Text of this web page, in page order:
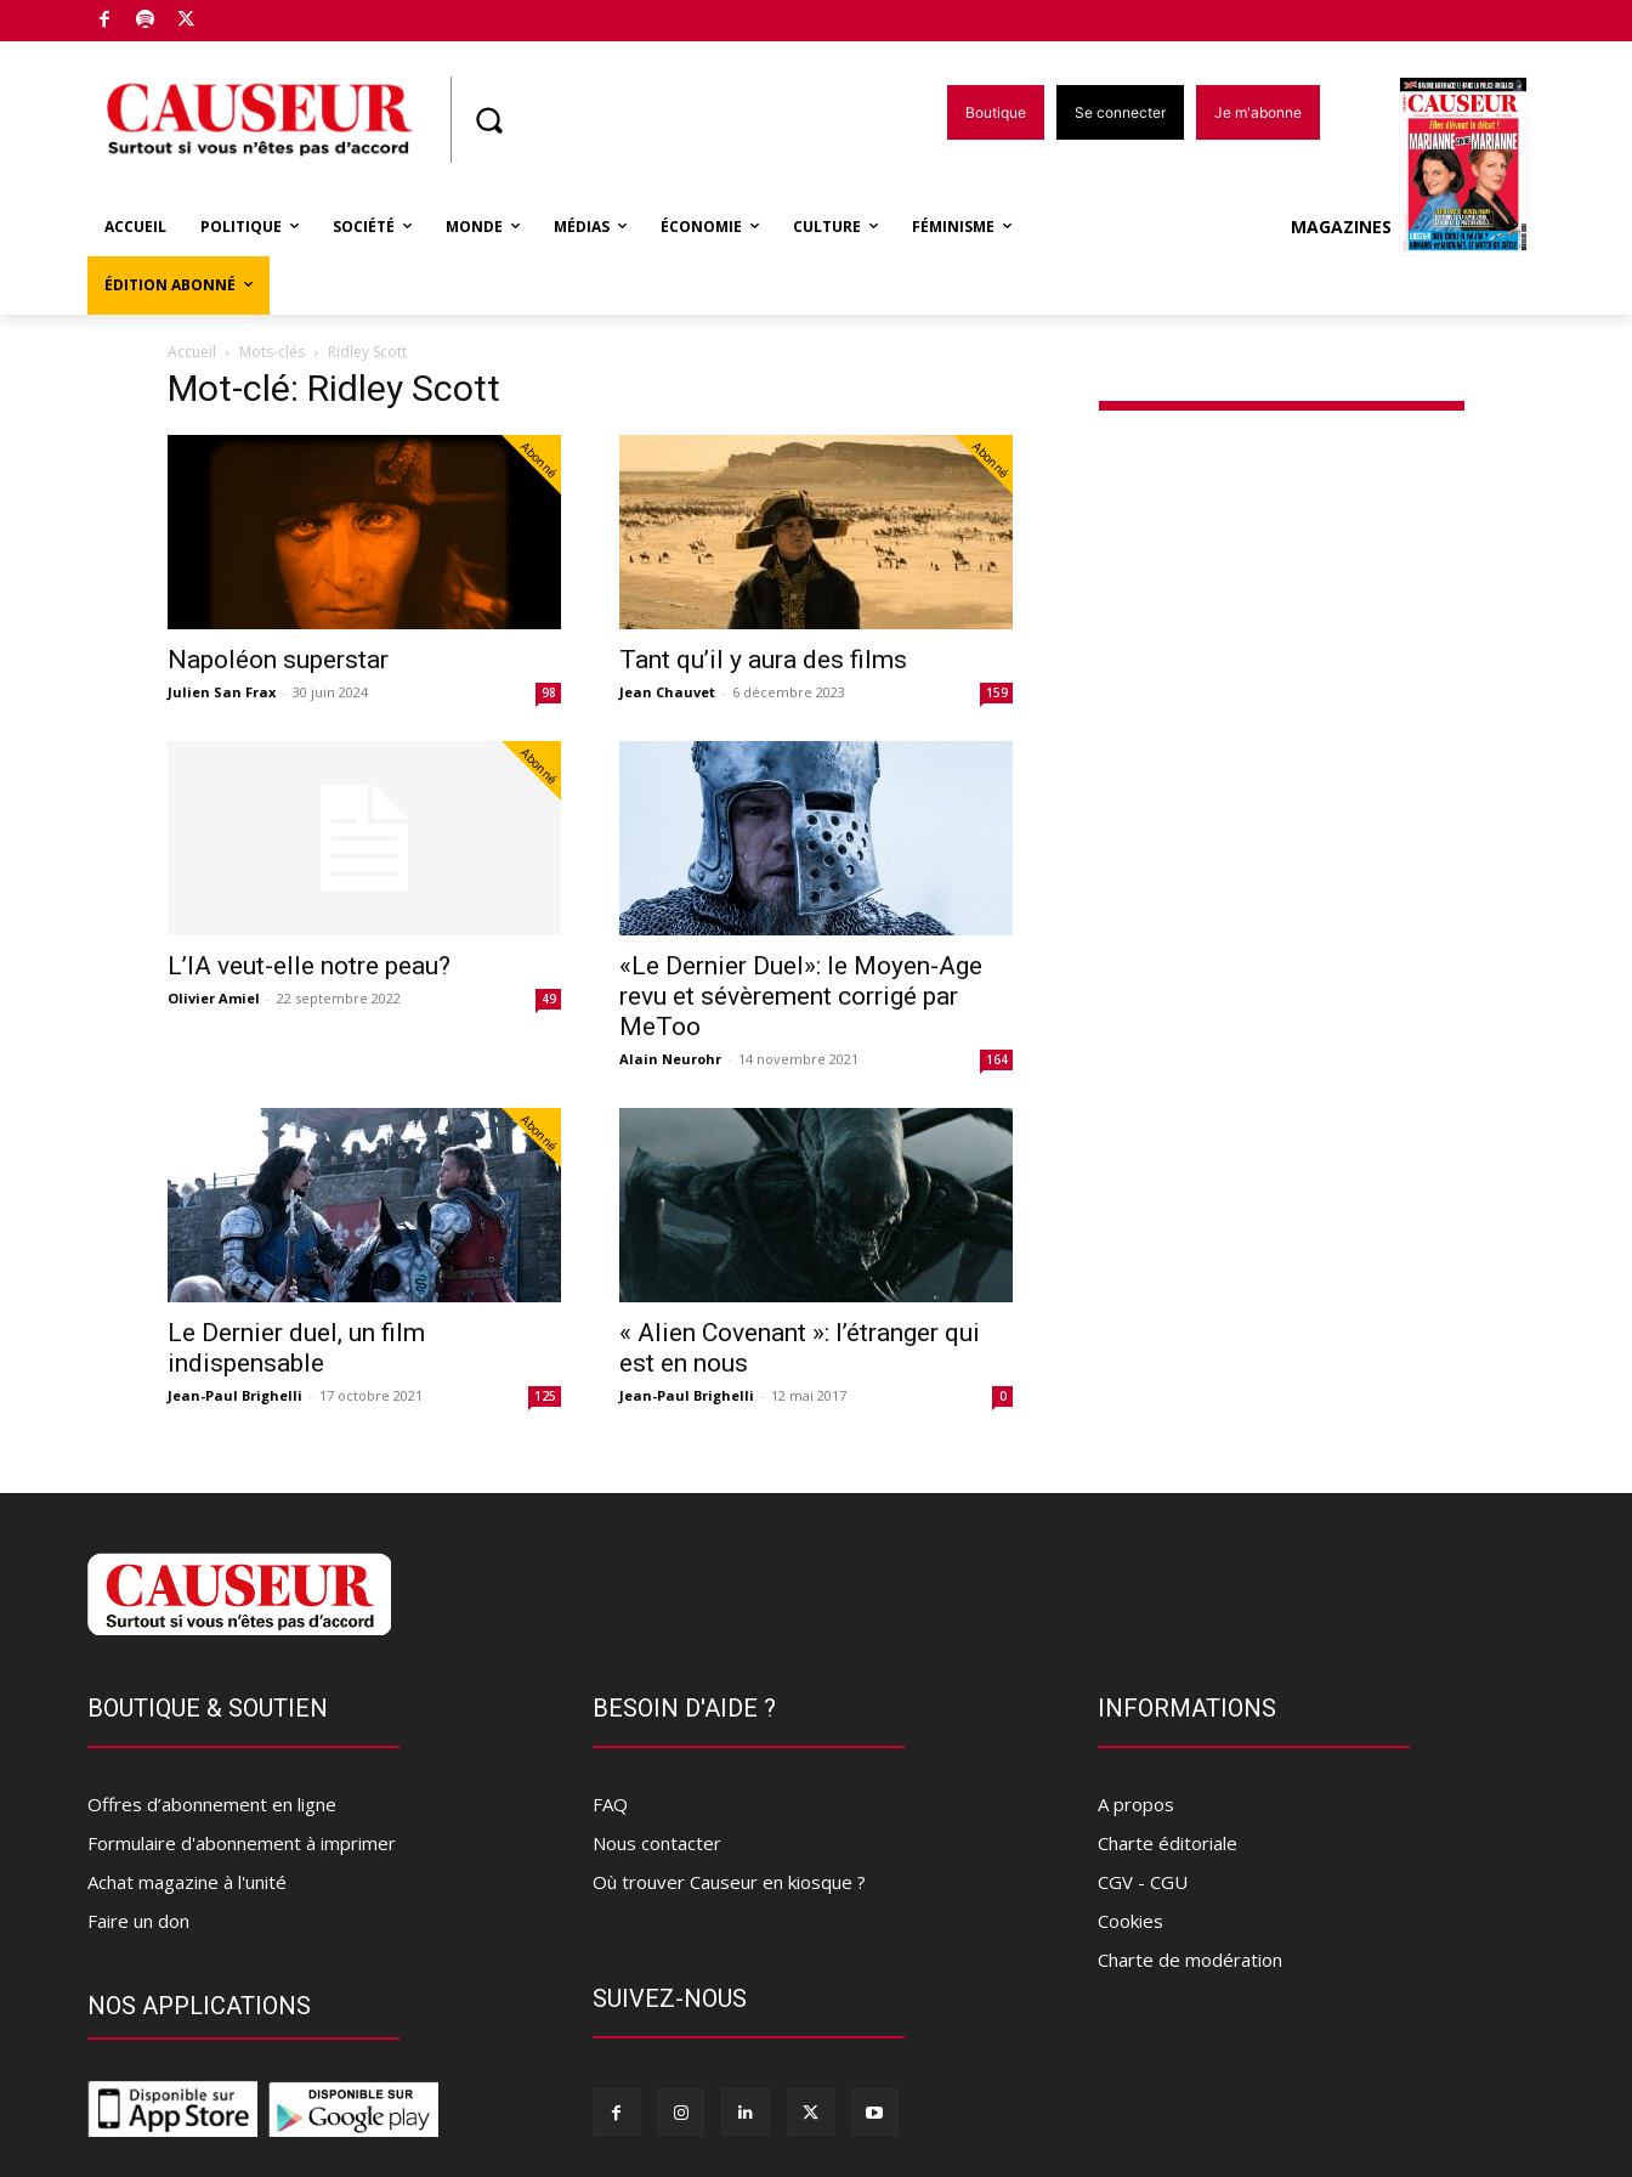
Boutique Se connecter Je m'abonne
ACCUEIL POLITIQUE SOCIÉTÉ MONDE MÉDIAS ÉCONOMIE CULTURE FÉMINISME
ÉDITION ABONNÉ
MAGAZINES
Accueil Mots-clés Ridley Scott
Mot-clé: Ridley Scott
Abonné
Napoléon superstar
Julien San Frax - 30 juin 2024 98
Abonné
Tant qu’il y aura des films
Jean Chauvet - 6 décembre 2023 159
Abonné
L’IA veut-elle notre peau?
Olivier Amiel - 22 septembre 2022 49
«Le Dernier Duel»: le Moyen-Age
revu et sévèrement corrigé par
MeToo
Alain Neurohr - 14 novembre 2021 164
Abonné
Le Dernier duel, un film
indispensable
Jean-Paul Brighelli - 17 octobre 2021 125
« Alien Covenant »: l’étranger qui
est en nous
Jean-Paul Brighelli - 12 mai 2017 0
BOUTIQUE & SOUTIEN
Offres d’abonnement en ligne
Formulaire d'abonnement à imprimer
Achat magazine à l'unité
Faire un don
NOS APPLICATIONS
BESOIN D'AIDE ?
FAQ
Nous contacter
Où trouver Causeur en kiosque ?
SUIVEZ-NOUS
INFORMATIONS
A propos
Charte éditoriale
CGV - CGU
Cookies
Charte de modération